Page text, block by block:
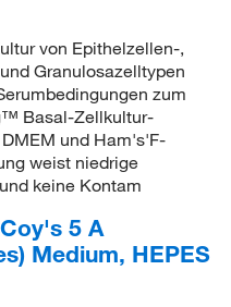
von Epithelzellen-,
Granulosazelltypen
zum
Basal-Zellkultur-
und Ham's'F-
weist niedrige
keine Kontam
5 A
Medium, HEPES